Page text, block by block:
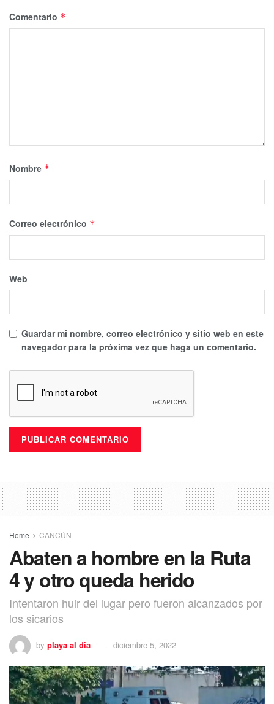
Comentario *
Nombre *
Correo electrónico *
Web
Guardar mi nombre, correo electrónico y sitio web en este
navegador para la próxima vez que haga un comentario.
Home CANCÚN
Abaten a hombre en la Ruta
4 y otro queda herido
Intentaron huir del lugar pero fueron alcanzados por
los sicarios
by playa al dia diciembre 5, 2022